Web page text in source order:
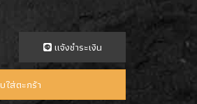
เเจ้งชำระเงิน
ใส่ตะกร้า